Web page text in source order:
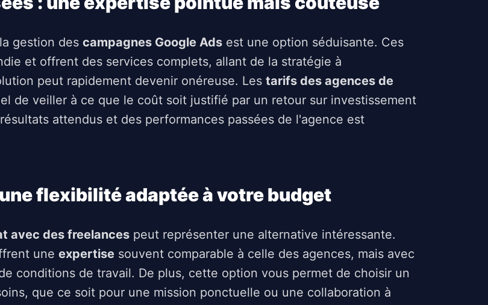
gestion des campagnes Google Ads est une option séduisante. Ces
et offrent des services complets, allant de la stratégie à
peut rapidement devenir onéreuse. Les tarifs des agences de
de veiller à ce que le coût soit justifié par un retour sur investissement
attendus et des performances passées de l'agence est
flexibilité adaptée à votre budget
avec des freelances peut représenter une alternative intéressante.
une expertise souvent comparable à celle des agences, mais avec
conditions de travail. De plus, cette option vous permet de choisir un
que ce soit pour une mission ponctuelle ou une collaboration à